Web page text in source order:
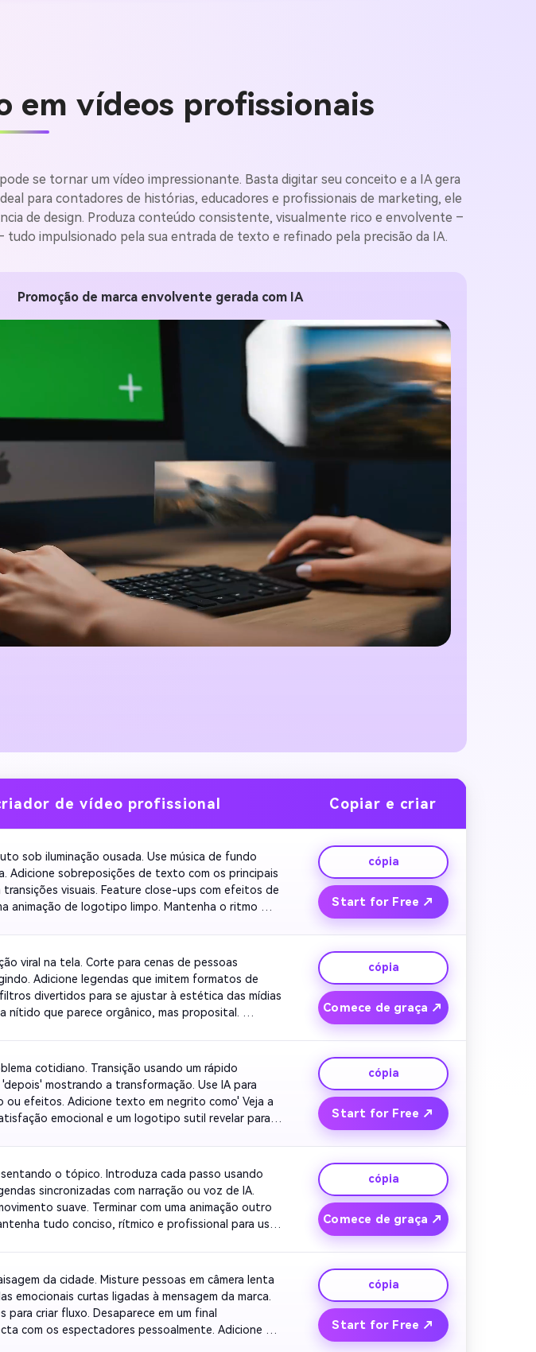
em vídeos profissionais
se tornar um vídeo impressionante. Basta digitar seu conceito e a IA gera
para contadores de histórias, educadores e profissionais de marketing, ele
de design. Produza conteúdo consistente, visualmente rico e envolvente –
impulsionado pela sua entrada de texto e refinado pela precisão da IA.
Promoção de marca envolvente gerada com IA
de vídeo profissional Copiar e criar
sob iluminação ousada. Use música de fundo
Adicione sobreposições de texto com os principais
visuais. Feature close-ups com efeitos de
animação de logotipo limpo. Mantenha o ritmo
cópia
Start for Free ↗
viral na tela. Corte para cenas de pessoas
Adicione legendas que imitem formatos de
divertidos para se ajustar à estética das mídias
nítido que parece orgânico, mas proposital.
cópia
Comece de graça ↗
cotidiano. Transição usando um rápido
mostrando a transformação. Use IA para
ou efeitos. Adicione texto em negrito como' Veja a
emocional e um logotipo sutil revelar para
cópia
Start for Free ↗
o tópico. Introduza cada passo usando
sincronizadas com narração ou voz de IA.
suave. Terminar com uma animação outro
tudo conciso, rítmico e profissional para uso
cópia
Comece de graça ↗
da cidade. Misture pessoas em câmera lenta
emocionais curtas ligadas à mensagem da marca.
criar fluxo. Desaparece em um final
com os espectadores pessoalmente. Adicione
cópia
Start for Free ↗
imagens com
sem limites.
100% grátis!